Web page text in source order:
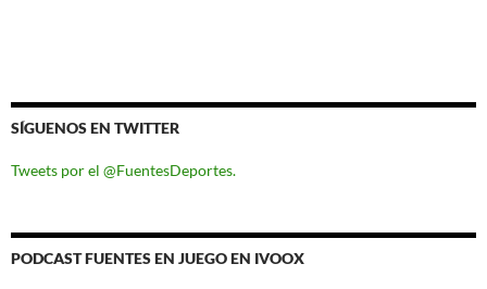
SÍGUENOS EN TWITTER
Tweets por el @FuentesDeportes.
PODCAST FUENTES EN JUEGO EN IVOOX